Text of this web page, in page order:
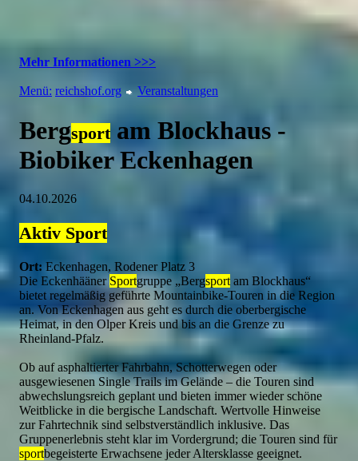
Mehr Informationen >>>
Menü: reichshof.org Veranstaltungen
Bergsportam Blockhaus -
Biobiker Eckenhagen
04.10.2026
Aktiv Sport
Ort: Eckenhagen, Rodener Platz 3
Die EckenhäänerSportgruppe „Bergsport am Blockhaus“
bietet regelmäßig geführte Mountainbike-Touren in die Region
an. Von Eckenhagen aus geht es durch die oberbergische
Heimat, in den Olper Kreis und bis an die Grenze zu
Rheinland-Pfalz.
Ob auf asphaltierter Fahrbahn, Schotterwegen oder
ausgewiesenen Single Trails im Gelände – die Touren sind
abwechslungsreich geplant und bieten immer wieder schöne
Weitblicke in die bergische Landschaft. Wertvolle Hinweise
zur Fahrtechnik sind selbstverständlich inklusive. Das
Gruppenerlebnis steht klar im Vordergrund; die Touren sind für
sportbegeisterte Erwachsene jeder Altersklasse geeignet.